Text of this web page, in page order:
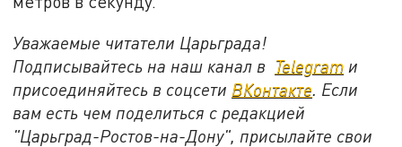
Уважаемые читатели Царьграда!
Подписывайтесь на наш канал в Telegram и
присоединяйтесь в соцсети ВКонтакте. Если
вам есть чем поделиться с редакцией
"Царьград-Ростов-на-Дону", присылайте свои